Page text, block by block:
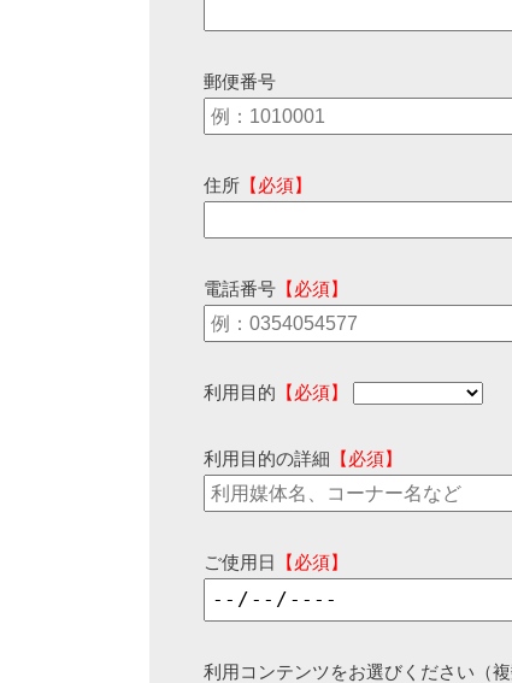
郵便番号
住所 【必須】
電話番号 【必須】
利用目的 【必須】
利用目的の詳細 【必須】
ご使用日 【必須】
利用コンテンツをお選びください（複